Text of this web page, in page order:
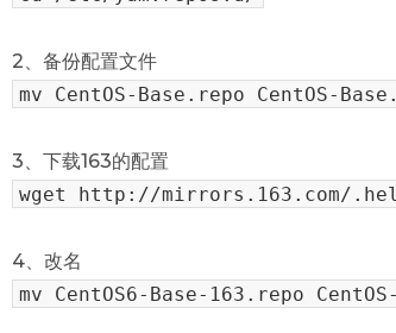
2、备份配置文件
mv CentOS-Base.repo CentOS-
3、下载163的配置
wget http://mirrors.163.com/
4、改名
mv CentOS6-Base-163.repo